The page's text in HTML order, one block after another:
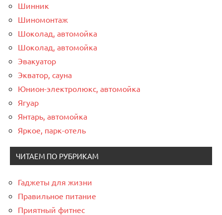
Шинник
Шиномонтаж
Шоколад, автомойка
Шоколад, автомойка
Эвакуатор
Экватор, сауна
Юнион-электролюкс, автомойка
Ягуар
Янтарь, автомойка
Яркое, парк-отель
ЧИТАЕМ ПО РУБРИКАМ
Гаджеты для жизни
Правильное питание
Приятный фитнес